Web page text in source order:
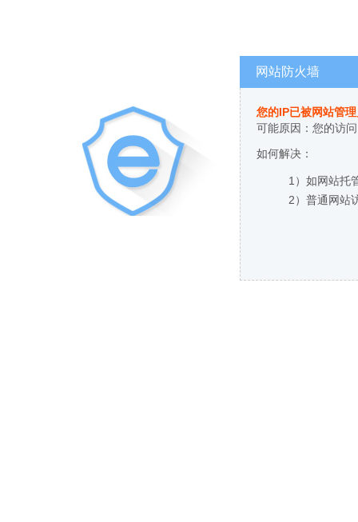
网站防火墙
您的IP已被网站管
可能原因：您的访
如何解决：
1）如网站托
2）普通网站